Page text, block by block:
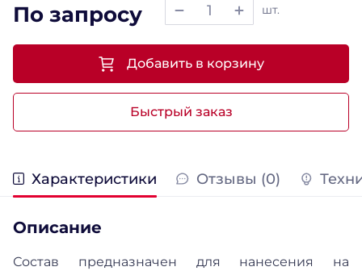
По запросу шт.
Быстрый заказ
Добавить в корзину
Характеристики Отзывы (0)
Описание
Состав предназначен для нанесения на